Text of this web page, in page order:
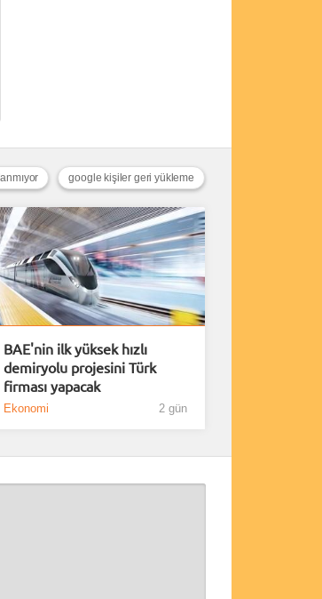
google kişiler geri yükleme
BAE'nin ilk yüksek hızlı
demiryolu projesini Türk
firması yapacak
Ekonomi 2 gün